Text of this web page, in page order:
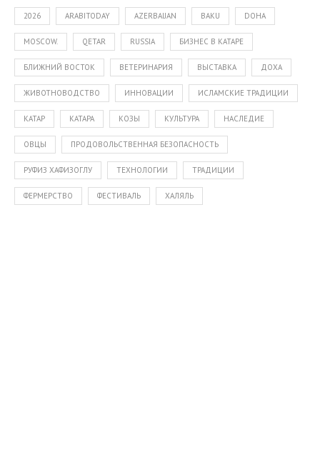
2026 ARABITODAY AZERBAIJAN BAKU DOHA
MOSCOW. QETAR RUSSIA БИЗНЕС В КАТАРЕ
БЛИЖНИЙ ВОСТОК ВЕТЕРИНАРИЯ ВЫСТАВКА ДОХА
ЖИВОТНОВОДСТВО ИННОВАЦИИ ИСЛАМСКИЕ ТРАДИЦИИ
КАТАР КАТАРА КОЗЫ КУЛЬТУРА НАСЛЕДИЕ
ОВЦЫ ПРОДОВОЛЬСТВЕННАЯ БЕЗОПАСНОСТЬ
РУФИЗ ХАФИЗОГЛУ ТЕХНОЛОГИИ ТРАДИЦИИ
ФЕРМЕРСТВО ФЕСТИВАЛЬ ХАЛЯЛЬ